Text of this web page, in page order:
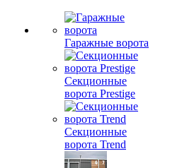
Гаражные ворота
Секционные
ворота Prestige
Секционные
ворота Trend